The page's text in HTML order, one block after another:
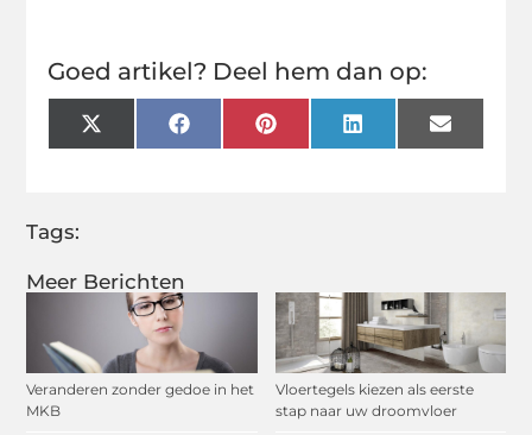
Meer Berichten
Veranderen zonder gedoe in het
MKB
Vloertegels kiezen als eerste
stap naar uw droomvloer
Goed artikel? Deel hem dan op:
X
(Twitter)
FacebookPinterestLinkedInEmail
Tags: